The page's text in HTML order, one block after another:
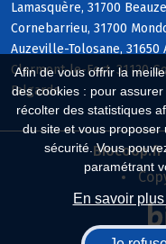
Afin de vous offrir la
des cookies : pour
récolter des statistiques
du site et vous proposer
sécurité. Vous
paramétrant
En savoir
Lamasquère, 31700
Cornebarrieu, 31700
Auzeville-Tolosane, 31650
Clermont-le-Fort, 31120
Falgarde
Biocoop.fr